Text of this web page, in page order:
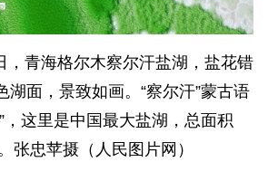
，青海格尔木察尔汗盐湖，盐花错
湖面，景致如画。“察尔汗”蒙古语
，这里是中国最大盐湖，总面积
张忠苹摄（人民图片网）